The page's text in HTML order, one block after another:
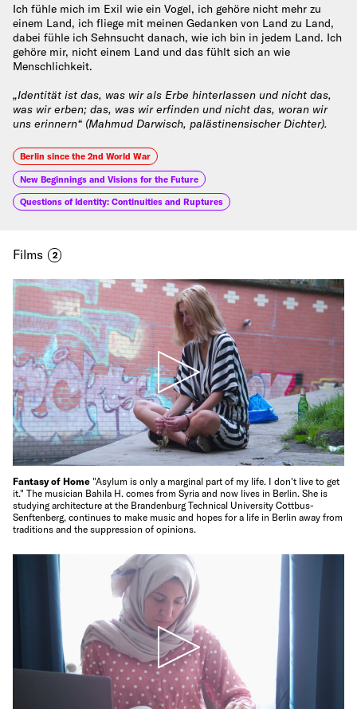
Ich fühle mich im Exil wie ein Vogel, ich gehöre nicht mehr zu
einem Land, ich fliege mit meinen Gedanken von Land zu Land,
dabei fühle ich Sehnsucht danach, wie ich bin in jedem Land. Ich
gehöre mir, nicht einem Land und das fühlt sich an wie
Menschlichkeit.
„Identität ist das, was wir als Erbe hinterlassen und nicht das,
was wir erben; das, was wir erfinden und nicht das, woran wir
uns erinnern“ (Mahmud Darwisch, palästinensischer Dichter).
Berlin since the 2nd World War
New Beginnings and Visions for the Future
Questions of Identity: Continuities and Ruptures
Films 2
Fantasy of Home "Asylum is only a marginal part of my life. I don't live to get
it." The musician Bahila H. comes from Syria and now lives in Berlin. She is
studying architecture at the Brandenburg Technical University Cottbus-
Senftenberg, continues to make music and hopes for a life in Berlin away from
traditions and the suppression of opinions.